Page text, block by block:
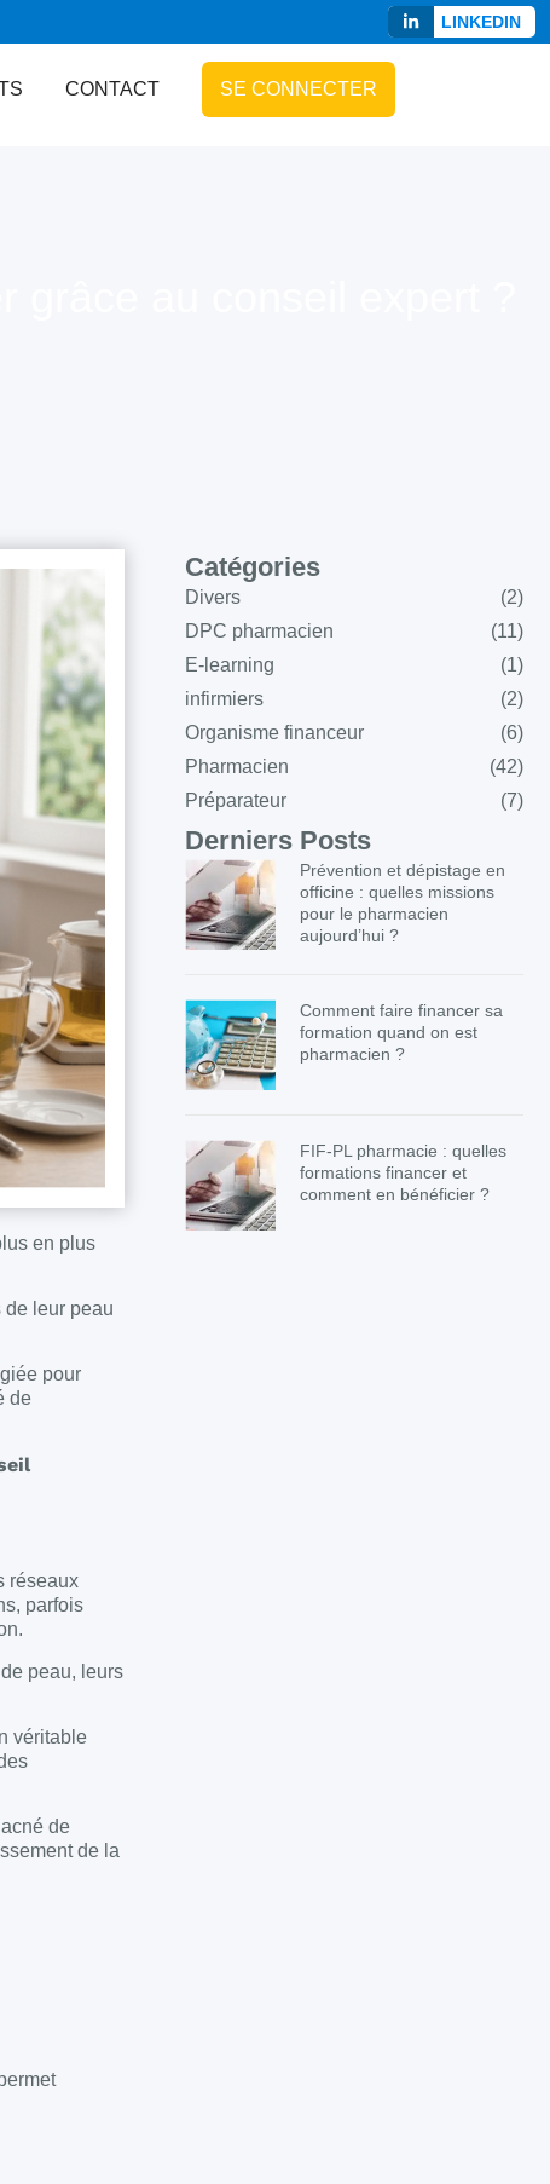
LINKEDIN
CONTACT SE CONNECTER
en plus
de leur peau
pour
de
réseaux
parfois
peau, leurs
véritable
de
de la
Catégories
Divers
(2)
DPC pharmacien
(11)
E-learning
(1)
infirmiers
(2)
Organisme financeur
(6)
Pharmacien
(42)
Préparateur
(7)
Derniers Posts
Prévention et dépistage en
officine : quelles missions
pour le pharmacien
aujourd’hui ?
Comment faire financer sa
formation quand on est
pharmacien ?
FIF-PL pharmacie : quelles
formations financer et
comment en bénéficier ?